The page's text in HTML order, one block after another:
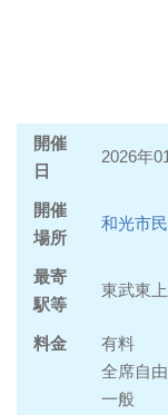
開催
日
2026年
開催
場所
和光市
最寄
駅等
東武東
料金
有料
全席自由
一般